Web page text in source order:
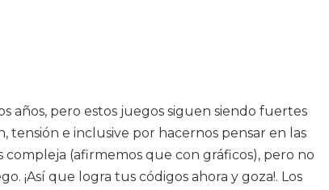
años, pero estos juegos siguen siendo fuertes
tensión e inclusive por hacernos pensar en las
(afirmemos que con gráficos), pero no
¡Así que logra tus códigos ahora y goza!. Los